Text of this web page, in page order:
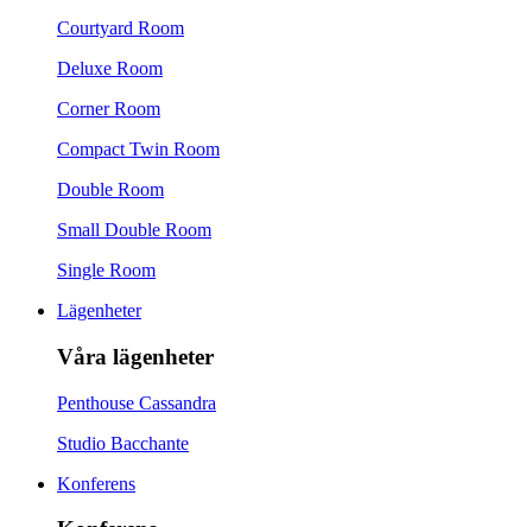
Courtyard Room
Deluxe Room
Corner Room
Compact Twin Room
Double Room
Small Double Room
Single Room
Lägenheter
Våra lägenheter
Penthouse Cassandra
Studio Bacchante
Konferens